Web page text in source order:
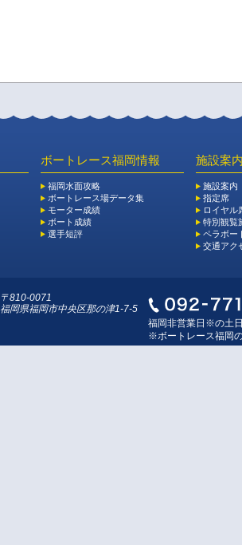
ボートレース福岡情報
福岡水面攻略
ボートレース場データ集
モーター成績
ボート成績
選手短評
施設案
施設案内
指定席
ロイヤル
特別観覧
ペラボー
交通アク
〒810-0071
福岡県福岡市中央区那の津1-7-5
福岡非営業日※の土
※ボートレース福岡